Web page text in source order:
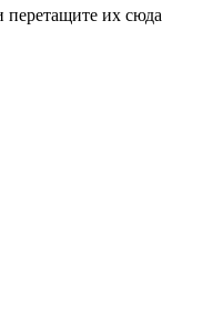
их сюда